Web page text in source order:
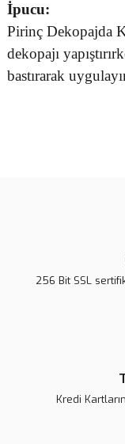
İpucu:
Pirinç Dekopajda
dekopajı
bastırarak
256 Bit SSL
Kredi